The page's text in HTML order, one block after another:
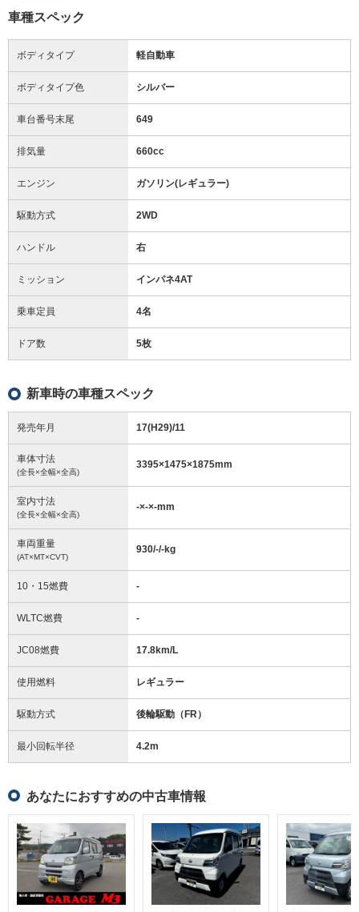
車種スペック
ボディタイプ 軽自動車
ボディタイプ色 シルバー
車台番号末尾 649
排気量 660cc
エンジン ガソリン(レギュラー)
駆動方式 2WD
ハンドル 右
ミッション インパネ4AT
乗車定員 4名
ドア数 5枚
新車時の車種スペック
発売年月 17(H29)/11
車体寸法
(全長×全幅×全高)
3395×1475×1875mm
室内寸法
(全長×全幅×全高)
-×-×-mm
車両重量
(AT×MT×CVT)
930/-/-kg
10・15燃費 -
WLTC燃費 -
JC08燃費 17.8km/L
使用燃料 レギュラー
駆動方式 後輪駆動（FR）
最小回転半径 4.2m
あなたにおすすめの中古車情報